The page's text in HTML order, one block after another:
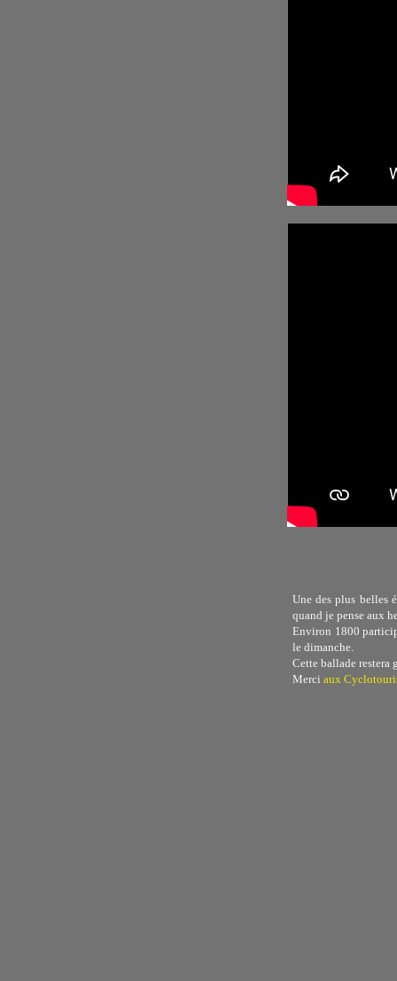
Une des plus belles
quand je pense aux
Environ 1800
le dimanche.
Cette ballade restera
Merci aux